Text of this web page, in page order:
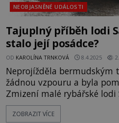
NEOBJASNĚNÉ UDÁLOSTI
Tajuplný příběh lodi
stalo její posádce?
OD KAROLÍNA TRNKOVÁ 8.4.2025
Neprojížděla bermudským
žádnou vzpouru a byla
Zmizení malé rybářské lodi
nenápadným, ale
se dodnes zabývá řada
ZOBRAZIT VÍCE